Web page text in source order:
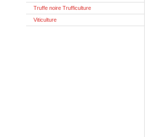
Truffe noire Trufficulture
Viticulture